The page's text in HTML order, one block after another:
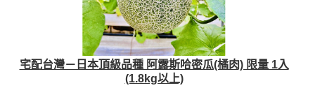
宅配台灣－日本頂級品種 阿露斯哈密瓜(橘肉) 限量 1入
(1.8kg以上)